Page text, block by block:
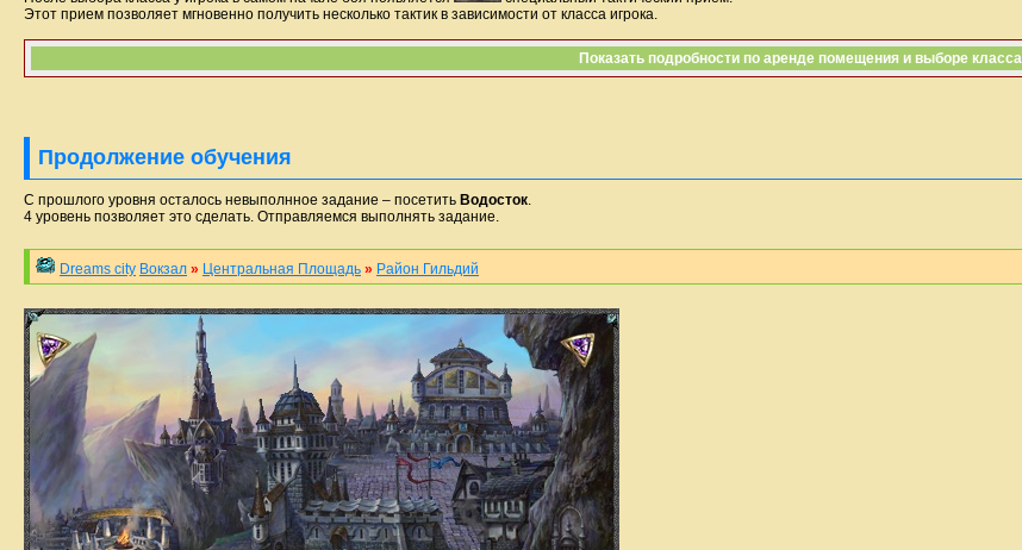
Этот прием позволяет мгновенно получить несколько тактик в зависимости от класса игрока.
Показать подробности по аренде помещения и выборе класса
Продолжение обучения
С прошлого уровня осталось невыполнное задание – посетить Водосток
4 уровень позволяет это сделать. Отправляемся выполнять задание.
Dreams city Вокзал » Центральная Площадь » Район Гильдий